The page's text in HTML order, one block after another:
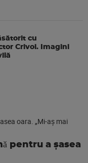
cu
Crivoi. Imagini
pentru a şasea